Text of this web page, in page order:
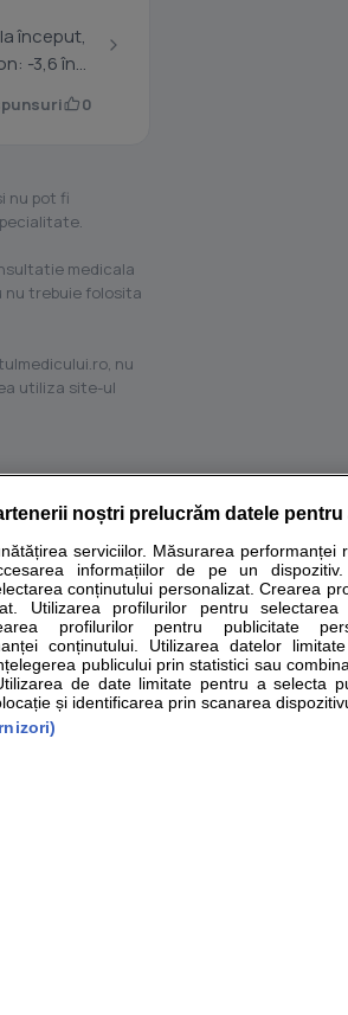
început,
apoi -3,8, -3,7, -3,8, -3,7, -3,8, -4,1 în 2012. În 2013 am fost la București, Inst. Parhon: -3,6 în...
0
nu pot fi
medicala
nu trebuie folosita
nu
utiliza site-ul
au scop informativ si educational. Ele nu pot
pe sfatulmedicului.ro sa consultati fie medicul
clinica
Pentru pacient
de Coubertin, Office Building, Spatiul E6-11, etaj 6,
noștri prelucrăm datele pentru
serviciilor. Măsurarea performanței
informațiilor de pe un dispozitiv.
conținutului personalizat. Crearea
Utilizarea profilurilor pentru selectarea
profilurilor pentru publicitate
conținutului. Utilizarea datelor
publicului prin statistici sau
de date limitate pentru a selecta
și identificarea prin scanarea